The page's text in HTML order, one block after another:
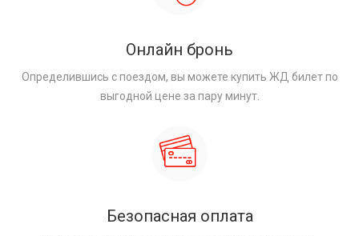
Онлайн бронь
Определившись с поездом, вы можете купить ЖД билет по
выгодной цене за пару минут.
Безопасная оплата